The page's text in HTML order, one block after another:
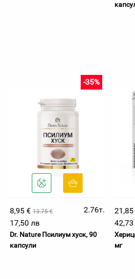
8,95 € 13.75 €
-35%
2.76т.
17,50 лв
Dr. Nature Псилиум хуск, 90
капсули
мг